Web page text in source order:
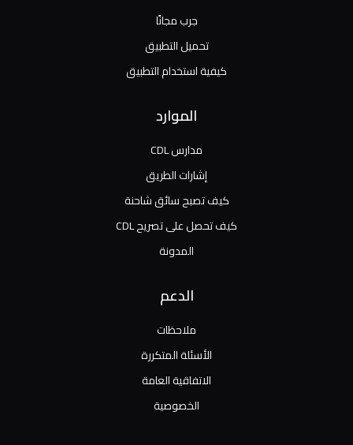
جرب مجانًا
تحميل التطبيق
كيفية استخدام التطبيق
الموارد
مدارس CDL
إشارات الطريق
كيف تصبح سائق شاحنة
كيف تحصل على تصريح CDL
المدونة
الدعم
ملاحظات
الأسئلة المتكررة
الاتفاقية العامة
الخصوصية